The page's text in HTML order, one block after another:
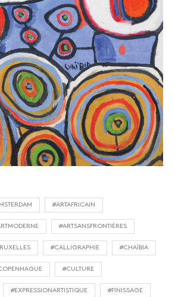
#ARTAFRICAIN
#ARTSANSFRONTIÈRES
#CALLIGRAPHIE #CHAÏBIA
#CULTURE
#EXPRESSIONARTISTIQUE #FINISSAGE